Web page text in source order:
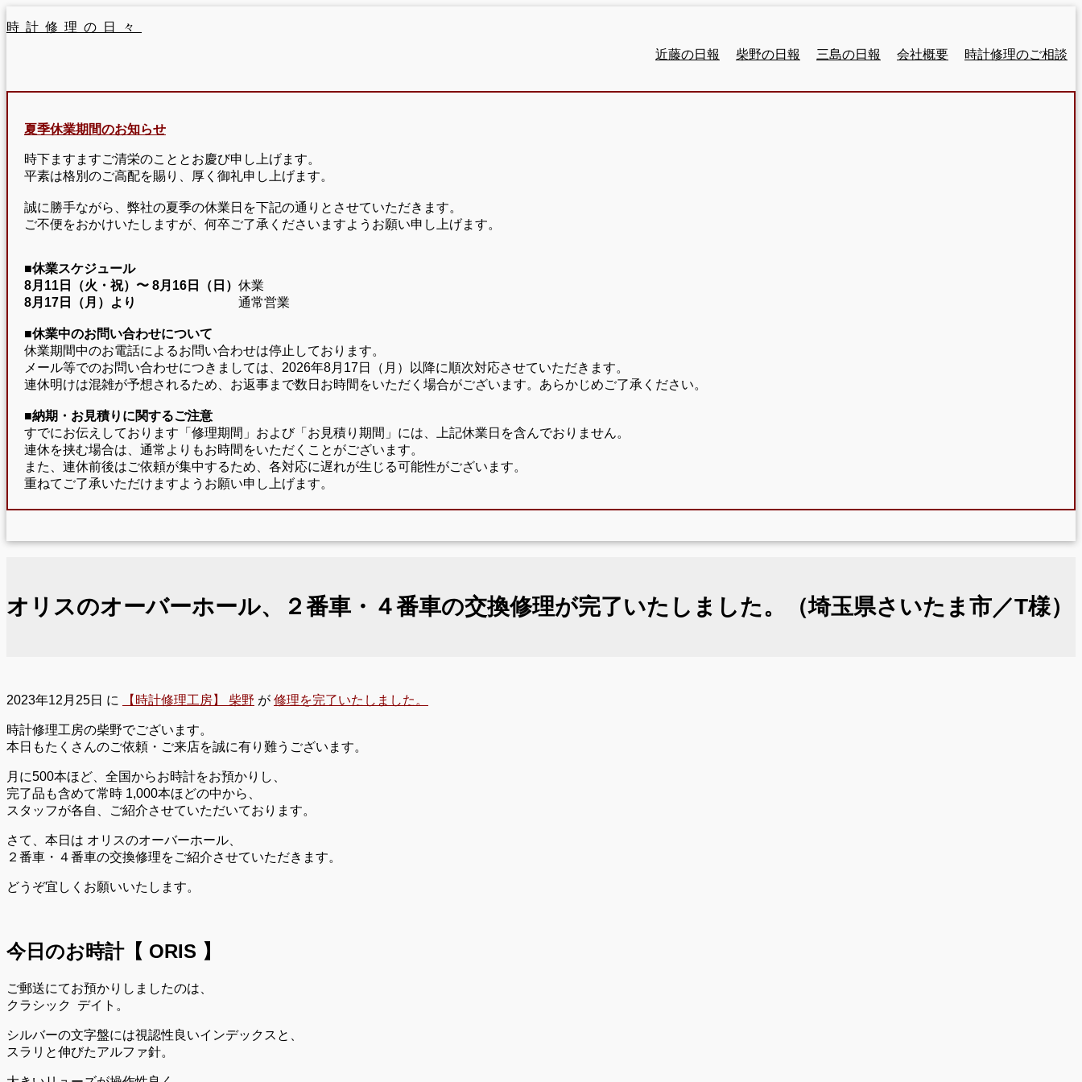
時計修理の日々
近藤の日報
柴野の日報 三島の日報 会社概要 時計修理のご相談
夏季休業期間のお知らせ
時下ますますご清栄のこととお慶び申し上げます。
平素は格別のご高配を賜り、厚く御礼申し上げます。
誠に勝手ながら、弊社の夏季の休業日を下記の通りとさせていただきます。
ご不便をおかけいたしますが、何卒ご了承くださいますようお願い申し上げます。
■休業スケジュール
8月11日（火・祝）〜 8月16日（日） 休業
8月17日（月）より
通常営業
■休業中のお問い合わせについて
休業期間中のお電話によるお問い合わせは停止しております。
メール等でのお問い合わせにつきましては、2026年8月17日（月）以降に順次対応させていただきます。
連休明けは混雑が予想されるため、お返事まで数日お時間をいただく場合がございます。あらかじめご了承ください。
■納期・お見積りに関するご注意
すでにお伝えしております「修理期間」および「お見積り期間」には、上記休業日を含んでおりません。
連休を挟む場合は、通常よりもお時間をいただくことがございます。
また、連休前後はご依頼が集中するため、各対応に遅れが生じる可能性がございます。
重ねてご了承いただけますようお願い申し上げます。
オリスのオーバーホール、２番車・４番車の交換修理が完了いたしました。（埼玉県さいたま市／T様）
2023年12月25日 に 【時計修理工房】 柴野 が 修理を完了いたしました。
時計修理工房の柴野でございます。
本日もたくさんのご依頼・ご来店を誠に有り難うございます。
月に500本ほど、全国からお時計をお預かりし、
完了品も含めて常時 1,000本ほどの中から、
スタッフが各自、ご紹介させていただいております。
さて、本日は オリスのオーバーホール、
２番車・４番車の交換修理をご紹介させていただきます。
どうぞ宜しくお願いいたします。
今日のお時計【 ORIS 】
ご郵送にてお預かりしましたのは、
クラシック
デイト。
シルバーの文字盤には視認性良いインデックスと、
スラリと伸びたアルファ針。